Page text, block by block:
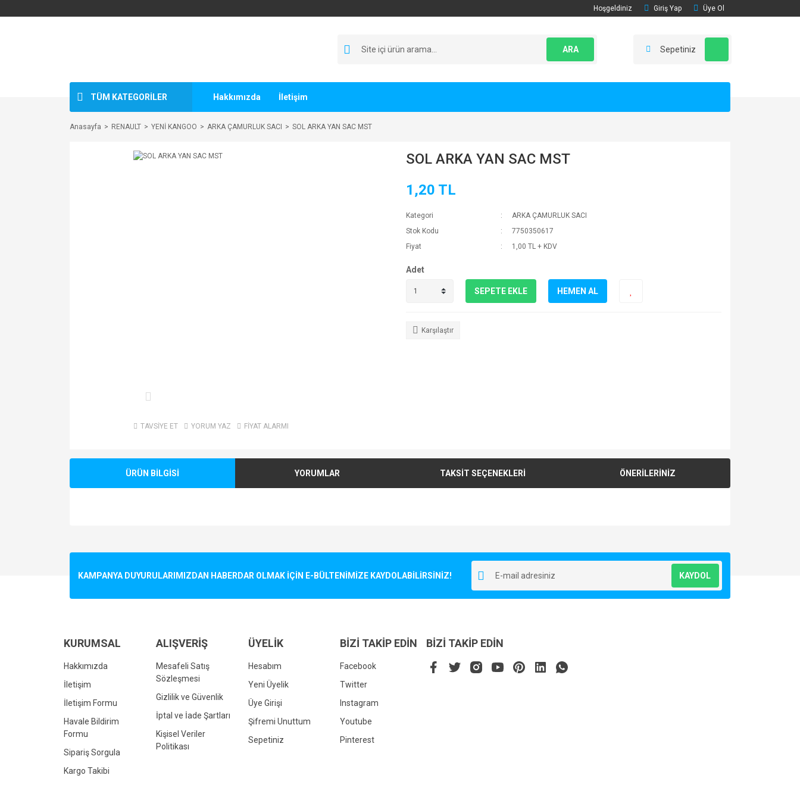
Hoşgeldiniz Giriş Yap Üye Ol
ARA Sepetiniz
TÜM KATEGORİLER Hakkımızda İletişim
Anasayfa RENAULT YENİ KANGOO ARKA ÇAMURLUK SACI SOL ARKA YAN SAC MST
TAVSİYE ET YORUM YAZ FİYAT ALARMI
SOL ARKA YAN SAC MST
1,20 TL
Kategori
ARKA ÇAMURLUK SACI
Stok Kodu
7750350617
Fiyat
1,00 TL + KDV
Adet
SEPETE EKLE HEMEN AL
Karşılaştır
ÜRÜN BİLGİSİ YORUMLAR TAKSİT SEÇENEKLERİ ÖNERİLERİNİZ
Ürün resmi kalitesiz, bozuk veya görüntülenemiyor.
Bu ürüne benzer farklı alternatifler olmalı.
KAMPANYA DUYURULARIMIZDAN HABERDAR OLMAK İÇİN E-BÜLTENİMİZE KAYDOLABİLİRSİNİZ! KAYDOL
KURUMSAL
Hakkımızda
İletişim
İletişim Formu
Havale Bildirim
Formu
Sipariş Sorgula
Kargo Takibi
ALIŞVERİŞ
Mesafeli Satış
Sözleşmesi
Gizlilik ve Güvenlik
İptal ve İade Şartları
Kişisel Veriler
Politikası
ÜYELİK
Hesabım
Yeni Üyelik
Üye Girişi
Şifremi Unuttum
Sepetiniz
BİZİ TAKİP EDİN
Facebook
Twitter
Instagram
Youtube
Pinterest
BİZİ TAKİP EDİN